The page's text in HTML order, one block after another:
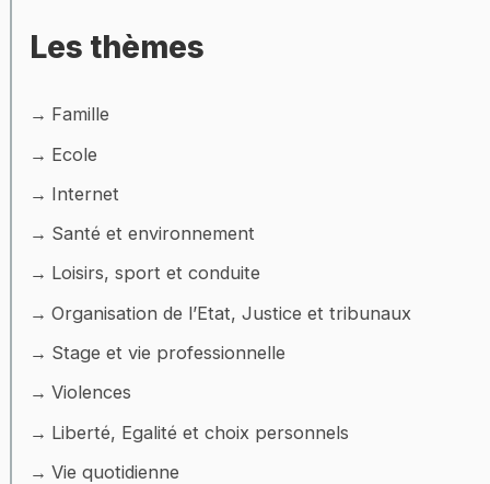
Les thèmes
Famille
Ecole
Internet
Santé et environnement
Loisirs, sport et conduite
Organisation de l’Etat, Justice et tribunaux
Stage et vie professionnelle
Violences
Liberté, Egalité et choix personnels
Vie quotidienne